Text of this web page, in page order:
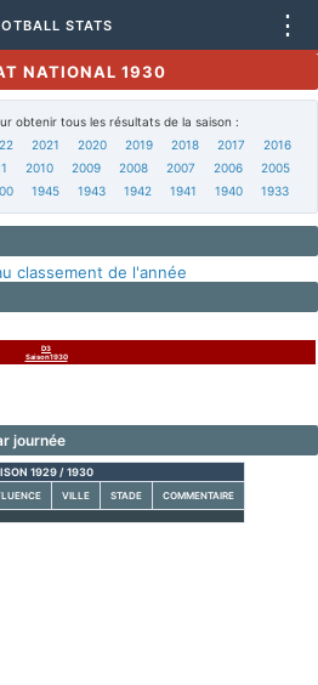
STATS ⋮
NATIONAL 1930
obtenir tous les résultats de la saison :
2021 2020 2019 2018 2017
2016
2010 2009 2008 2007 2006
2005
1945 1943 1942 1941 1940 1933
classement de l'année
D3
Saison1930
journée
1929 / 1930
VILLE STADE COMMENTAIRE